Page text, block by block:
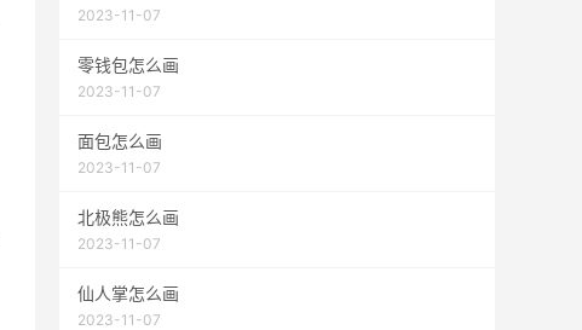
2023-11-07
零钱包怎么画
2023-11-07
面包怎么画
2023-11-07
北极熊怎么画
2023-11-07
仙人掌怎么画
2023-11-07